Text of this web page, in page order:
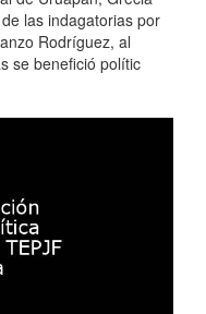
las indagatorias por
Rodríguez, al
se benefició polític